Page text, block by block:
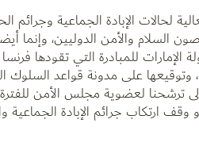
الإبادة الجماعية وجرائم
السلام والأمن الدوليين، وإنما
للمبادرة التي تقودها
وتوقيعها على مدونة قواعد
ارتكاب جرائم الإبادة الجماعية